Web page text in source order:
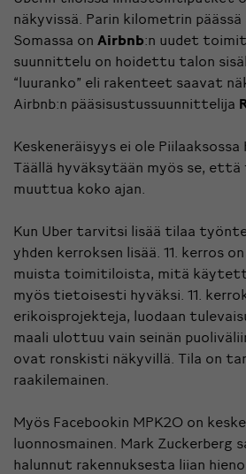
näkyvissä. Parin kilometrin päässä
Somassa on Airbnb:n uudet
suunnittelu on hoidettu talon
“luuranko” eli rakenteet saavat
Airbnb:n pääsisustussuunnittelija
Keskeneräisyys ei ole
Täällä hyväksytään myös se,
muuttua koko ajan.
Kun Uber tarvitsi lisää tilaa
yhden kerroksen lisää. 11. kerros
muista toimitiloista, mitä
myös tietoisesti hyväksi. 11.
erikoisprojekteja, luodaan
maali ulottuu vain seinän
ovat ronskisti näkyvillä. Tila on
raakilemainen.
Myös Facebookin MPK20 on
luonnosmainen. Mark Zuckerberg
halunnut rakennuksesta liian